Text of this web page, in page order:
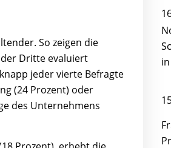
So zeigen die
Dritte evaluiert
jeder vierte Befragte
(24 Prozent) oder
des Unternehmens